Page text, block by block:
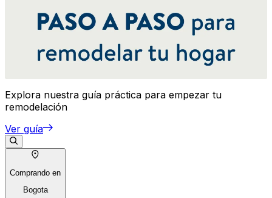
Explora nuestra guía práctica para empezar tu
remodelación
Ver guía
Comprando en
Bogota